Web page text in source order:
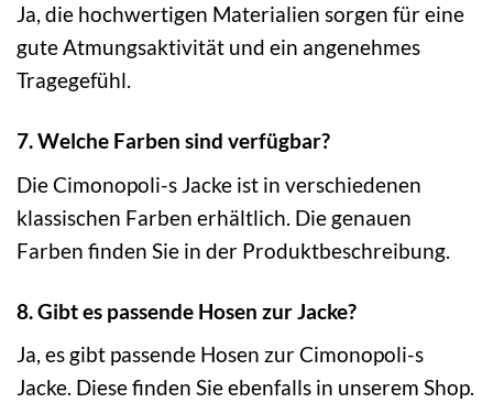
Ja, die hochwertigen Materialien sorgen für eine
gute Atmungsaktivität und ein angenehmes
Tragegefühl.
7. Welche Farben sind verfügbar?
Die Cimonopoli-s Jacke ist in verschiedenen
klassischen Farben erhältlich. Die genauen
Farben finden Sie in der Produktbeschreibung.
8. Gibt es passende Hosen zur Jacke?
Ja, es gibt passende Hosen zur Cimonopoli-s
Jacke. Diese finden Sie ebenfalls in unserem Shop.